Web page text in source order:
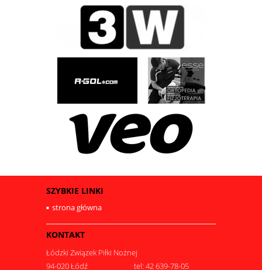
SZYBKIE LINKI
strona główna
KONTAKT
Łódzki Związek Piłki Nożnej
94-020 Łódź
tel: 42 639-78-05